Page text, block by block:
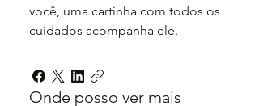
você, uma cartinha com todos os
cuidados acompanha ele.
Onde posso ver mais